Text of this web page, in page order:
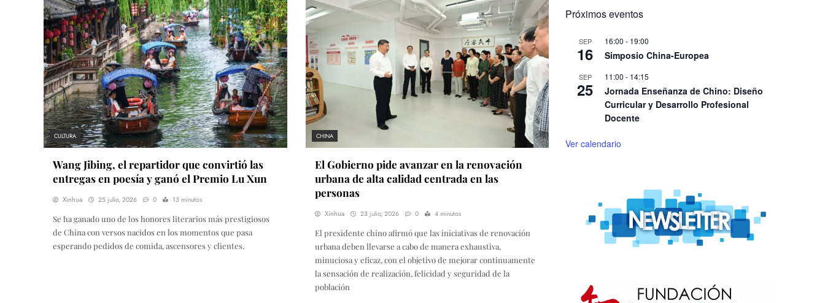
CULTURA
Wang Jibing, el repartidor que convirtió las
entregas en poesía y ganó el Premio Lu Xun
Xinhua 25 julio, 2026 0 13 minutos
Se ha ganado uno de los honores literarios más prestigiosos
de China con versos nacidos en los momentos que pasa
esperando pedidos de comida, ascensores y clientes.
CHINA
El Gobierno pide avanzar en la renovación
urbana de alta calidad centrada en las
personas
Xinhua 23 julio, 2026 0 4 minutos
El presidente chino afirmó que las iniciativas de renovación
urbana deben llevarse a cabo de manera exhaustiva,
minuciosa y eficaz, con el objetivo de mejorar continuamente
la sensación de realización, felicidad y seguridad de la
población
Próximos eventos
SEP
16
16:00 - 19:00
Simposio China-Europea
SEP
25
11:00 - 14:15
Jornada Enseñanza de Chino: Diseño
Curricular y Desarrollo Profesional
Docente
Ver calendario